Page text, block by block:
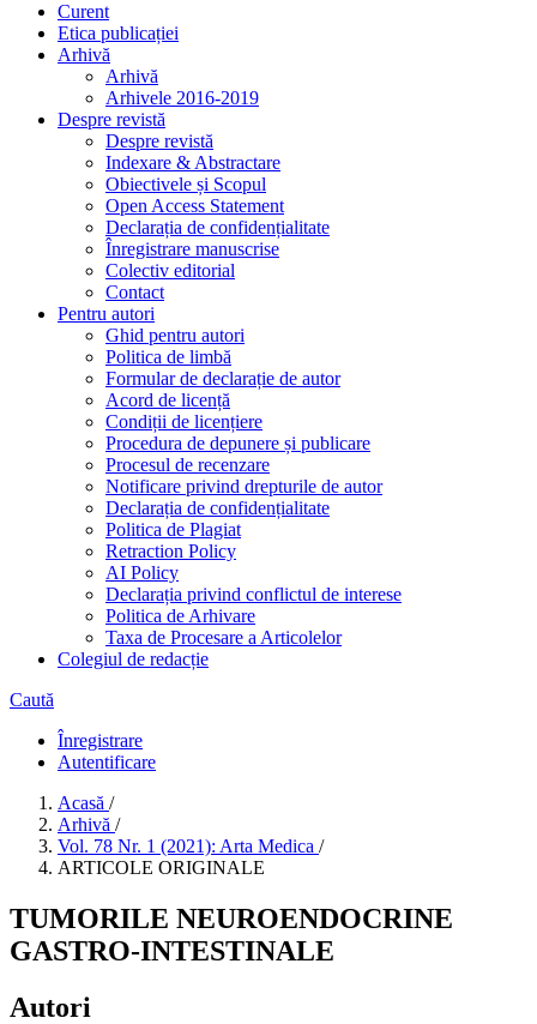
Curent
Etica publicației
Arhivă
Arhivă
Arhivele 2016-2019
Despre revistă
Despre revistă
Indexare & Abstractare
Obiectivele și Scopul
Open Access Statement
Declarația de confidențialitate
Înregistrare manuscrise
Colectiv editorial
Contact
Pentru autori
Ghid pentru autori
Politica de limbă
Formular de declarație de autor
Acord de licență
Condiții de licențiere
Procedura de depunere și publicare
Procesul de recenzare
Notificare privind drepturile de autor
Declarația de confidențialitate
Politica de Plagiat
Retraction Policy
AI Policy
Declarația privind conflictul de interese
Politica de Arhivare
Taxa de Procesare a Articolelor
Colegiul de redacție
Caută
Înregistrare
Autentificare
Acasă /
Arhivă /
Vol. 78 Nr. 1 (2021): Arta Medica /
ARTICOLE ORIGINALE
TUMORILE NEUROENDOCRINE
GASTRO-INTESTINALE
Autori